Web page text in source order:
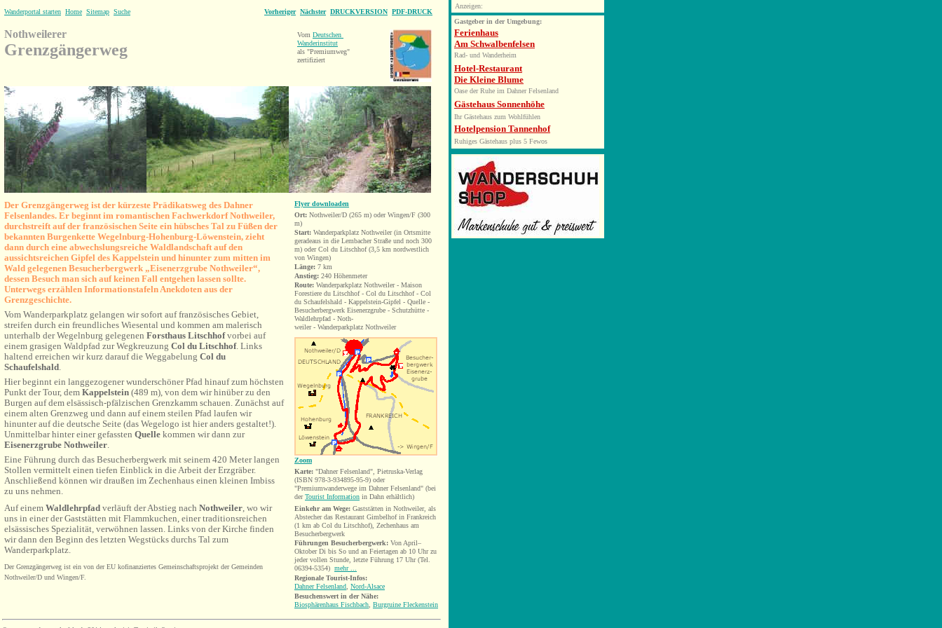
Wanderportal starten Home Sitemap Suche Vorheriger Nächster DRUCKVERSION PDF-DRUCK
Nothweilerer
Grenzgängerweg
Vom Deutschen
Wanderinstitut
als "Premiumweg"
zertifiziert
Der Grenzgängerweg ist der kürzeste Prädikatsweg des Dahner
Felsenlandes. Er beginnt im romantischen Fachwerkdorf Nothweiler,
durchstreift auf der französischen Seite ein hübsches Tal zu Füßen der
bekannten Burgenkette Wegelnburg-Hohenburg-Löwenstein, zieht
dann durch eine abwechslungsreiche Waldlandschaft auf den
aussichtsreichen Gipfel des Kappelstein und hinunter zum mitten im
Wald gelegenen Besucherbergwerk „Eisenerzgrube Nothweiler“,
dessen Besuch man sich auf keinen Fall entgehen lassen sollte.
Unterwegs erzählen Informationstafeln Anekdoten aus der
Grenzgeschichte.
Vom Wanderparkplatz gelangen wir sofort auf französisches Gebiet,
streifen durch ein freundliches Wiesental und kommen am malerisch
unterhalb der Wegelnburg gelegenen Forsthaus Litschhofvorbei auf
einem grasigen Waldpfad zur Wegkreuzung Col du Litschhof. Links
haltend erreichen wir kurz darauf die Weggabelung Col du
Schaufelshald.
Hier beginnt ein langgezogener wunderschöner Pfad hinauf zum höchsten
Punkt der Tour, dem Kappelstein (489 m), von dem wir hinüber zu den
Burgen auf dem elsässisch-pfälzischen Grenzkamm schauen. Zunächst auf
einem alten Grenzweg und dann auf einem steilen Pfad laufen wir
hinunter auf die deutsche Seite (das Wegelogo ist hier anders gestaltet!).
Unmittelbar hinter einer gefassten Quelle kommen wir dann zur
Eisenerzgrube Nothweiler.
Eine Führung durch das Besucherbergwerk mit seinem 420 Meter langen
Stollen vermittelt einen tiefen Einblick in die Arbeit der Erzgräber.
Anschließend können wir draußen im Zechenhaus einen kleinen Imbiss
zu uns nehmen.
Auf einem Waldlehrpfad verläuft der Abstieg nach Nothweiler, wo wir
uns in einer der Gaststätten mit Flammkuchen, einer traditionsreichen
elsässisches Spezialität, verwöhnen lassen. Links von der Kirche finden
wir dann den Beginn des letzten Wegstücks durchs Tal zum
Wanderparkplatz.
Der Grenzgängerweg ist ein von der EU kofinanziertes Gemeinschaftsprojekt der Gemeinden
Nothweiler/D und Wingen/F.
Flyer downloaden
Ort: Nothweiler/D (265 m) oder Wingen/F (300
m)
Start: Wanderparkplatz Nothweiler (in Ortsmitte
geradeaus in die Lembacher Straße und noch 300
m) oderCol du Litschhof (3,5 km nordwestlich
von Wingen)
Länge: 7 km
Anstieg: 240 Höhenmeter
Route: Wanderparkplatz Nothweiler - Maison
Forestiere du Litschhof- Col du Litschhof - Col
du Schaufelshald - Kappelstein-Gipfel - Quelle -
Besucherbergwerk Eisenerzgrube - Schutzhütte -
Waldlehrpfad - Noth-
weiler - Wanderparkplatz Nothweiler
Zoom
Karte: "Dahner Felsenland", Pietruska-Verlag
(ISBN 978-3-934895-95-9) oder
"Premiumwanderwege im Dahner Felsenland" (bei
derTourist Information in Dahn erhältlich)
Einkehr am Wege: Gaststätten in Nothweiler, als
Abstecher das Restaurant Gimbelhof in Frankreich
(1 km ab Col du Litschhof), Zechenhaus am
Besucherbergwerk
Führungen Besucherbergwerk: Von April–
Oktober Di bis So und an Feiertagen ab 10 Uhr zu
jeder vollen Stunde, letzte Führung 17 Uhr (Tel.
06394-5354) mehr ...
Regionale Tourist-Infos:
Dahner Felsenland Nord-Alsace
Besuchenswert in der Nähe:
Biosphärenhaus Fischbach Burgruine Fleckenstein
Anzeigen:
Gastgeber in der Umgebung:
Ferienhaus
Am Schwalbenfelsen
Rad- und Wanderheim
Hotel-Restaurant
Die Kleine Blume
Oase der Ruhe im Dahner Felsenland
Gästehaus Sonnenhöhe
Ihr Gästehaus zum Wohlfühlen
Hotelpension Tannenhof
Ruhiges Gästehaus plus 5 Fewos